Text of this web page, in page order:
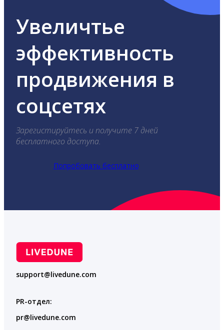
Увеличтье
эффективность
продвижения в
соцсетях
Зарегистируйтесь и получите 7 дней
бесплатного доступа.
Попробовать бесплатно
support@livedune.com
PR-отдел:
pr@livedune.com